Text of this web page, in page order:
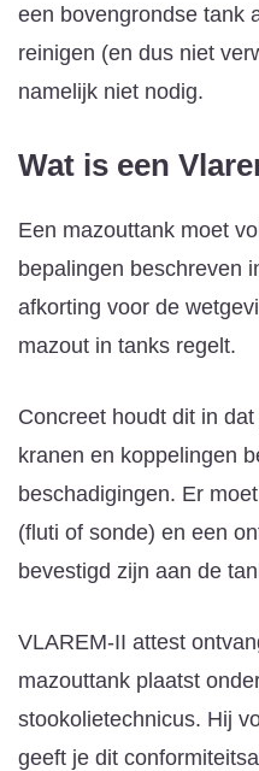
een bovengrondse tank
reinigen (en dus niet
namelijk niet nodig.
Wat is een
Een mazouttank moet
bepalingen beschreven
afkorting voor de
mazout in tanks regelt.
Concreet houdt dit in
kranen en koppelingen
beschadigingen. Er
(fluti of sonde) en een
bevestigd zijn aan de
VLAREM-II attest
mazouttank plaatst
stookolietechnicus. Hij
geeft je dit